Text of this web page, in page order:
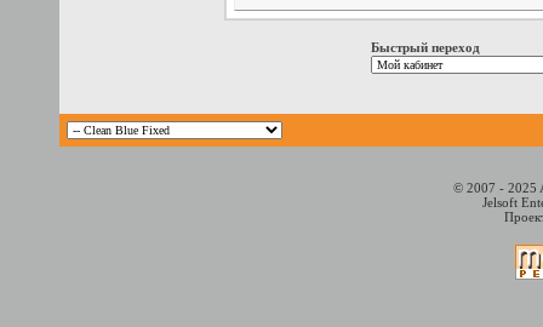
Быстрый переход
© 2007 - 2025
Jelsoft